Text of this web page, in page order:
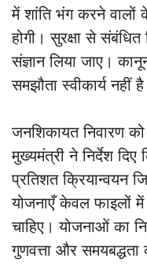
में शांति भंग करने वालों
होगी। सुरक्षा से
संज्ञान लिया जाए।
समझौता स्वीकार्य नहीं
जनशिकायत निवारण को
मुख्यमंत्री ने निर्देश
प्रतिशत क्रियान्वयन
योजनाएँ केवल फाइलों में
चाहिए। योजनाओं का
गुणवत्ता और समयबद्धता